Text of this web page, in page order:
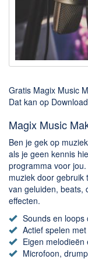
Downloaden
BitTorrent Clients
Nieuwslezers
Computer
Productiviteit
Adresboek en
Planning en
Tekst en
Overige
Algemeen
Gratis Magix Music
Dat kan op
Magix Music
Ben je gek op
als je geen kennis
programma voor
muziek door gebruik
van geluiden, beats,
effecten.
Sounds en loops
Actief spelen
Eigen
Microfoon,